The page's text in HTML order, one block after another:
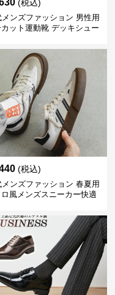
(税込)
メンズファッション 男性用
カット運動靴 デッキシュー
(税込)
メンズファッション 春夏用
ロ風メンズスニーカー快適